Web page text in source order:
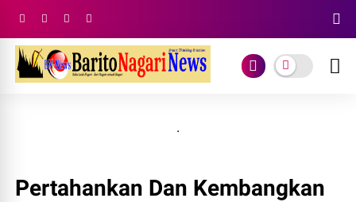
.
Pertahankan Dan Kembangkan